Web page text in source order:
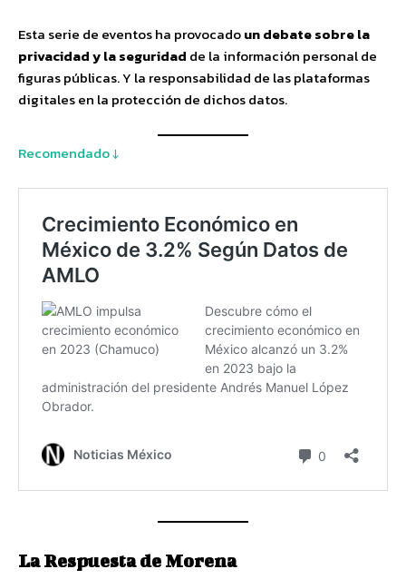
Esta serie de eventos ha provocadoun debate sobre la
privacidad y la seguridad de la información personal de
figuras públicas. Y la responsabilidad de las plataformas
digitales en la protección de dichos datos.
Recomendado ↓
La Respuesta de Morena